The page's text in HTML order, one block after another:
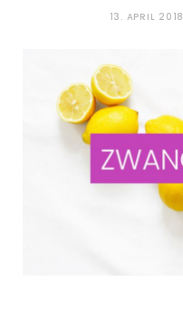
13. APRIL 2018